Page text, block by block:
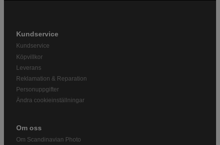
Kundservice
Kundservice
Köpvillkor
Leverans
Reklamation & Reparation
Personuppgifter
Ändra cookieinställningar
Om oss
Om Scandinavian Photo